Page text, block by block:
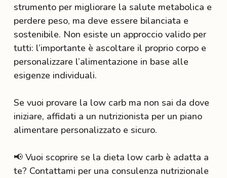
strumento per migliorare la salute metabolica e
perdere peso, ma deve essere bilanciata e
sostenibile. Non esiste un approccio valido per
tutti: l’importante è ascoltare il proprio corpo e
personalizzare l’alimentazione in base alle
esigenze individuali.
Se vuoi provare la low carb ma non sai da dove
iniziare, affidati a un nutrizionista per un piano
alimentare personalizzato e sicuro.
📢 Vuoi scoprire se la dieta low carb è adatta a
te? Contattami per una consulenza nutrizionale